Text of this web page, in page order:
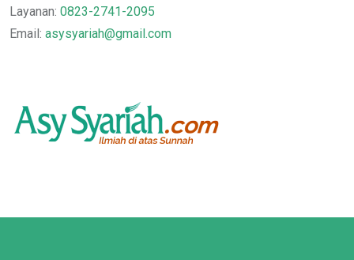
Layanan: 0823-2741-2095
Email: asysyariah@gmail.com